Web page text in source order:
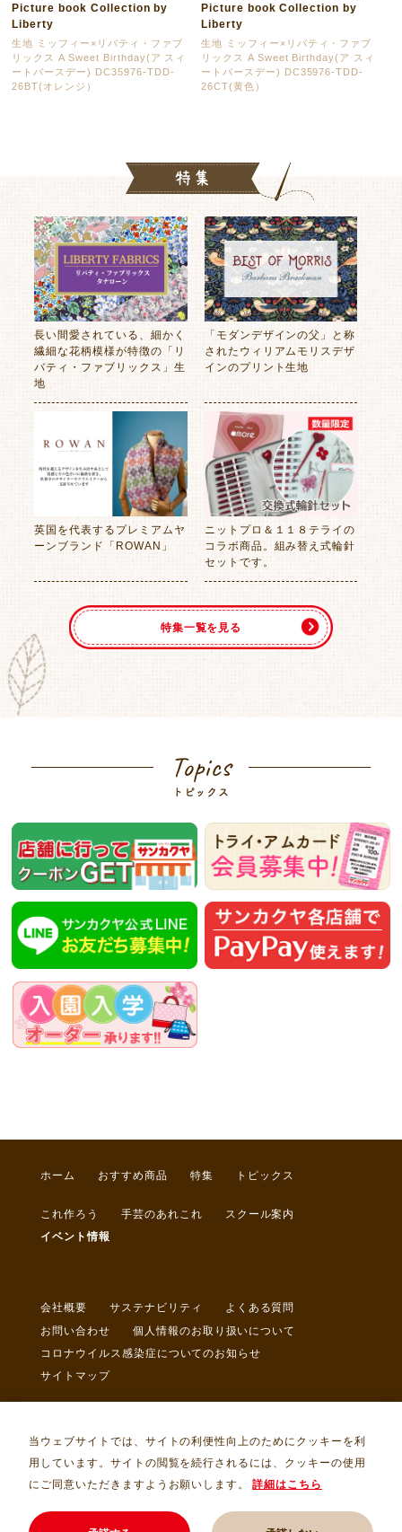
Picture book Collection by
Liberty
生地 ミッフィー×リバティ・ファブ
リックス A Sweet Birthday(ア スィ
ートバースデー) DC35976-TDD-
26BT(オレンジ）
Picture book Collection by
Liberty
生地 ミッフィー×リバティ・ファブ
リックス A Sweet Birthday(ア スィ
ートバースデー) DC35976-TDD-
26CT(黄色）
長い間愛されている、細かく
繊細な花柄模様が特徴の「リ
バティ・ファブリックス」生
地
「モダンデザインの父」と称
されたウィリアムモリスデザ
インのプリント生地
英国を代表するプレミアムヤ
ーンブランド「ROWAN」
ニットプロ＆１１８テライの
コラボ商品。組み替え式輪針
セットです。
特集一覧を見る
Topics
トピックス
当ウェブサイトでは、サイトの利便性向上のためにクッキーを利
用しています。サイトの閲覧を続行されるには、クッキーの使用
にご同意いただきますようお願いします。
詳細はこちら
ホーム おすすめ商品 特集 トピックス
これ作ろう 手芸のあれこれ
スクール案内
イベント情報
会社概要 サステナビリティ
よくある質問
お問い合わせ
個人情報のお取り扱いについて
コロナウイルス感染症についてのお知らせ
サイトマップ